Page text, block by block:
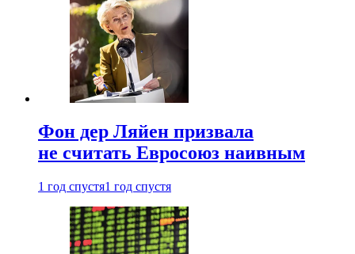
Фон дер Ляйен призвала
не считать Евросоюз наивным
1 год спустя1 год спустя